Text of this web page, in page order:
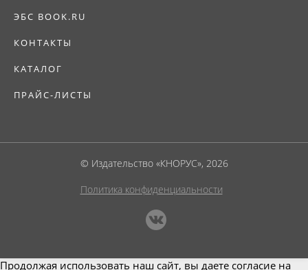
ЭБС BOOK.RU
КОНТАКТЫ
КАТАЛОГ
ПРАЙС-ЛИСТЫ
© Издательство «КНОРУС», 2026
Политика конфиденциальности
Продолжая использовать наш сайт, вы даете согласие на